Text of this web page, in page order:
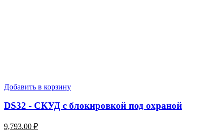
Добавить в корзину
DS32 - СКУД с блокировкой под охраной
9,793.00 ₽